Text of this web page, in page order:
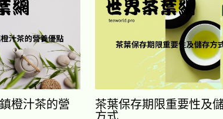
橙汁茶的營 茶葉保存期限重要性及
方式